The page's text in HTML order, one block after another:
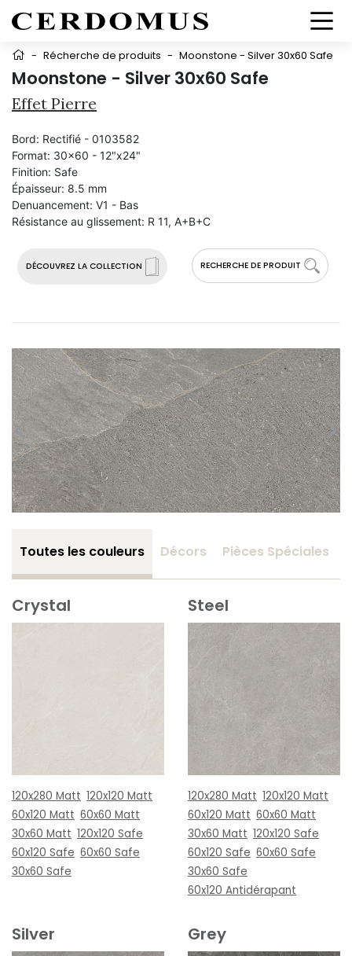
- Récherche de produits - Moonstone - Silver 30x60 Safe
Moonstone - Silver 30x60 Safe
Effet Pierre
DÉCOUVREZ LA COLLECTION RECHERCHE DE PRODUIT
Bord: Rectifié - 0103582
Format: 30x60 - 12"x24"
Finition: Safe
Épaisseur: 8.5 mm
Denuancement: V1 - Bas
Résistance au glissement: R 11, A+B+C
Toutes les couleurs Décors Pièces Spéciales
Crystal
120x280 Matt 120x120 Matt
60x120 Matt 60x60 Matt
30x60 Matt 120x120 Safe
60x120 Safe 60x60 Safe
30x60 Safe
Steel
120x280 Matt 120x120 Matt
60x120 Matt 60x60 Matt
30x60 Matt 120x120 Safe
60x120 Safe 60x60 Safe
30x60 Safe
60x120 Antidérapant
Silver Grey